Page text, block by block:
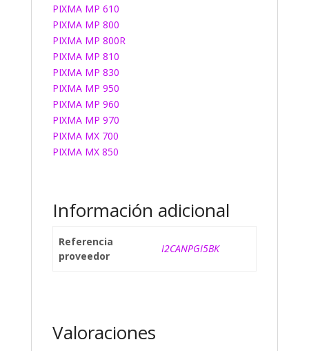
PIXMA MP 610
PIXMA MP 800
PIXMA MP 800R
PIXMA MP 810
PIXMA MP 830
PIXMA MP 950
PIXMA MP 960
PIXMA MP 970
PIXMA MX 700
PIXMA MX 850
Información adicional
Referencia
proveedor
I2CANPGI5BK
Valoraciones